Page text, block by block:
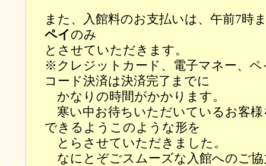
また、入館料のお支払いは、午前7時
ペイのみ
とさせていただきます。
※クレジットカード、電子マネー、
コード決済は決済完了までに
かなりの時間がかかります。
寒い中お待ちいただいているお客様
できるようこのような形を
とらさせていただきました。
なにとぞごスムーズな入館へのご協